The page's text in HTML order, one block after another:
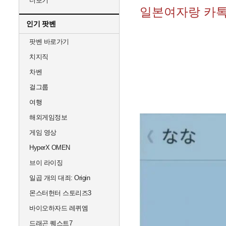
인기 팟벤
팟벤 바로가기
치지직
차벤
걸그룹
여행
해외게임정보
게임 영상
HyperX OMEN
브이 라이징
일곱 개의 대죄: Origin
몬스터헌터 스토리즈3
바이오하자드 레퀴엠
드래곤 퀘스트7
일본여자랑 카